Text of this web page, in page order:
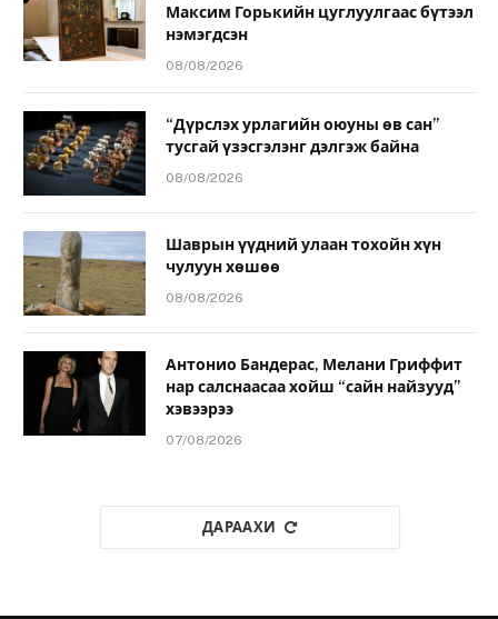
Максим Горькийн цуглуулгаас бүтээл
нэмэгдсэн
08/08/2026
“Дүрслэх урлагийн оюуны өв сан”
тусгай үзэсгэлэнг дэлгэж байна
08/08/2026
Шаврын үүдний улаан тохойн хүн
чулуун хөшөө
08/08/2026
Антонио Бандерас, Мелани Гриффит
нар салснаасаа хойш “сайн найзууд”
хэвээрээ
07/08/2026
ДАРААХИ